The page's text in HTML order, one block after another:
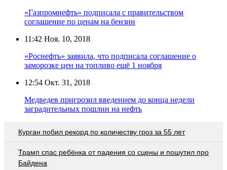
«Газпромнефть» подписала с правительством
соглашение по ценам на бензин
11:42 Ноя. 10, 2018
«Роснефть» заявила, что подписала соглашение о
заморозке цен на топливо ещё 1 ноября
12:54 Окт. 31, 2018
Медведев пригрозил введением до конца недели
заградительных пошлин на нефть
Курган побил рекорд по количеству гроз за 55 лет
Трамп спас ребёнка от падения со сцены и пошутил про
Байдена